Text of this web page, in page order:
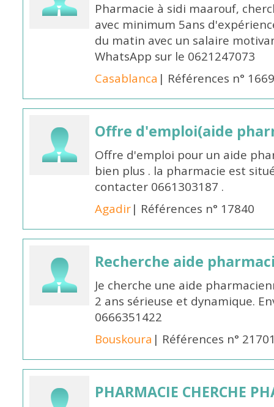
Pharmacie à sidi maarouf,
avec minimum 5ans
du matin avec un salaire
WhatsApp sur le 0621247073
Casablanca | Références n°
Offre d'emploi(aide
Offre d'emploi pour un aide
bien plus . la pharmacie est
contacter 0661303187 .
Agadir| Références n° 17840
Recherche aide
Je cherche une aide
2 ans sérieuse et dynamique.
0666351422
Bouskoura | Références n°
PHARMACIE CHERCHE